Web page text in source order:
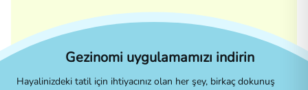
Gezinomi uygulamamızı indirin
Hayalinizdeki tatil için ihtiyacınız olan her şey, birkaç dokunuş